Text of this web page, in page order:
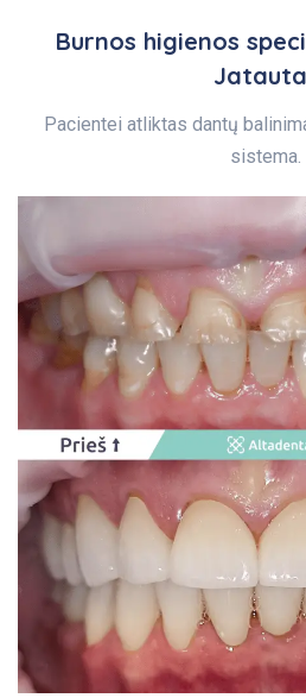
Burnos higienos
Pacientei atliktas dantų
sistema.